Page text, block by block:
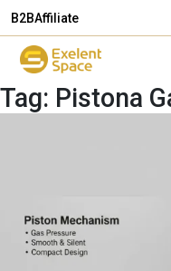
B2BAffiliate
Tag: Pistona